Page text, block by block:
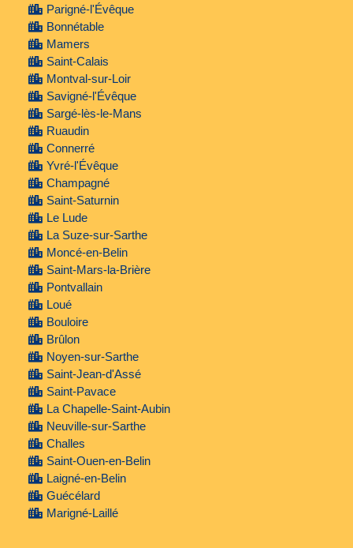
Parigné-l'Évêque
Bonnétable
Mamers
Saint-Calais
Montval-sur-Loir
Savigné-l'Évêque
Sargé-lès-le-Mans
Ruaudin
Connerré
Yvré-l'Évêque
Champagné
Saint-Saturnin
Le Lude
La Suze-sur-Sarthe
Moncé-en-Belin
Saint-Mars-la-Brière
Pontvallain
Loué
Bouloire
Brûlon
Noyen-sur-Sarthe
Saint-Jean-d'Assé
Saint-Pavace
La Chapelle-Saint-Aubin
Neuville-sur-Sarthe
Challes
Saint-Ouen-en-Belin
Laigné-en-Belin
Guécélard
Marigné-Laillé